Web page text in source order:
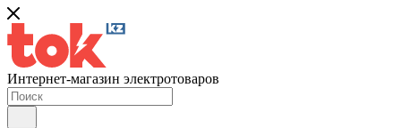
Интернет-магазин электротоваров